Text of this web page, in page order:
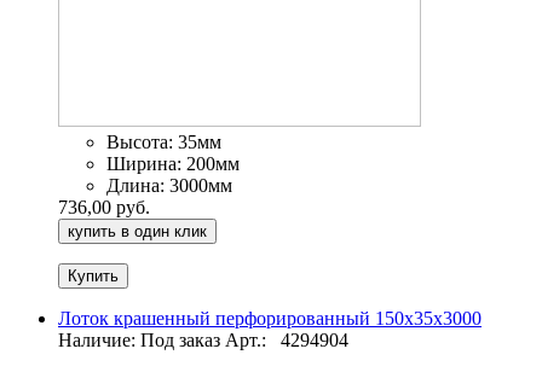
Высота: 35мм
Ширина: 200мм
Длина: 3000мм
736,00 руб.
купить в один клик
Лоток крашенный перфорированный 150х35х3000
Наличие: Под заказ Арт.: 4294904